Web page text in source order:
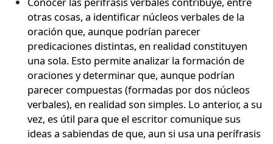
otras cosas, a identificar núcleos verbales de la
oración que, aunque podrían parecer
predicaciones distintas, en realidad constituyen
una sola. Esto permite analizar la formación de
oraciones y determinar que, aunque podrían
parecer compuestas (formadas por dos núcleos
verbales), en realidad son simples. Lo anterior, a su
vez, es útil para que el escritor comunique sus
ideas a sabiendas de que, aun si usa una perífrasis